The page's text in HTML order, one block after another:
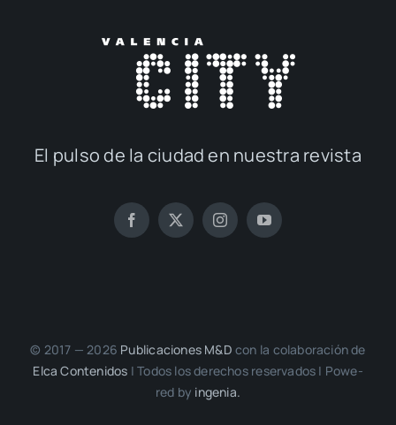
El pul­so de la ciu­dad en nues­tra revis­ta
© 2017 — 2026 Publi­ca­cio­nes M&D con la cola­bo­ra­ción de
Elca Con­te­ni­dos | Todos los dere­chos reser­va­dos | Powe­
red by inge­nia.